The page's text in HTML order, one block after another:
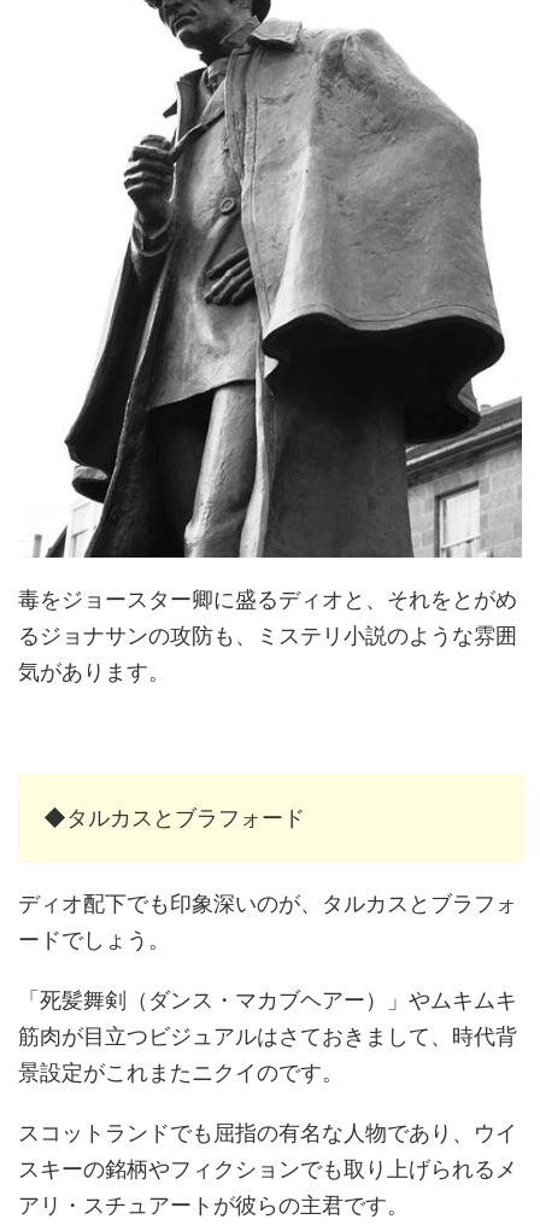
毒をジョースター卿に盛るディオと、それをとがめ
るジョナサンの攻防も、ミステリ小説のような雰囲
気があります。
◆タルカスとブラフォード
ディオ配下でも印象深いのが、タルカスとブラフォ
ードでしょう。
「死髪舞剣（ダンス・マカブヘアー）」やムキムキ
筋肉が目立つビジュアルはさておきまして、時代背
景設定がこれまたニクイのです。
スコットランドでも屈指の有名な人物であり、ウイ
スキーの銘柄やフィクションでも取り上げられるメ
アリ・スチュアートが彼らの主君です。